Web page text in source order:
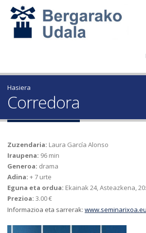
Hasiera
Corredora
Zuzendaria: Laura García Alonso
Iraupena: 96 min
Generoa: drama
Adina: + 7 urte
Eguna eta ordua: Ekainak 24, Asteazkena,
Prezioa: 3.00 €
Informazioa eta sarrerak: